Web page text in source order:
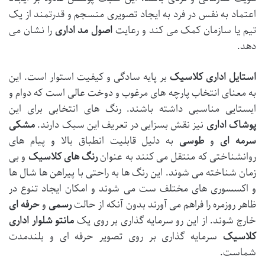
اعتماد به نفس در فرد به ایجاد تصویری منسجم و قدرتمند از یک
تیم یا سازمان کمک می کند و رعایتاصول مد اداری را نشان می
دهد.
استایل اداری کلاسیک بر پایه سادگی و کیفیت استوار است. این
به معنای انتخاب پارچه های مرغوب و دوخت عالی است که دوام و
ایستایی مناسبی داشته باشند. رنگ های انتخابی برای این
پوشاک اداری نیز نقش بسزایی در تعریف این سبک دارند.مشکی
سرمه ای و طوسی به دلیل قابلیت انطباق بالا و پیام های
روانشناختی که منتقل می کنند به عنوانرنگ های کلاسیک و بی
زمان شناخته می شوند. این رنگ ها به راحتی با پیراهن ها شال ها
و اکسسوری های مختلف ست می شوند و امکان ایجاد تنوع در
ظاهر روزمره را فراهم می آورند بدون آنکه از حالترسمی وحرفه ای
خارج شوند. از این رو سرمایه گذاری بر روی یکمانتو شلوار اداری
کلاسیک سرمایه گذاری بر روی تصویر حرفه ای و بلندمدت
شماست.